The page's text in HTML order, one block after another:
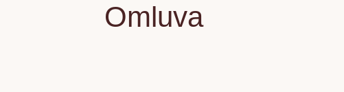
Omluva